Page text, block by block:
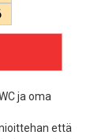
ja oma
että